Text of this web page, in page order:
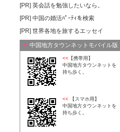
[PR] 英会話を勉強したいなら。
[PR] 中国の婚活ﾊﾟｰﾃｨを検索
[PR] 世界各地を旅するエッセイ
▼ 中国地方タウンネットモバイル版
<< 【携帯用】
中国地方タウンネットを
持ち歩く。
<< 【スマホ用】
中国地方タウンネットを
持ち歩く。